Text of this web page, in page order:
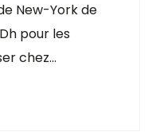
New-York de
pour les
chez…